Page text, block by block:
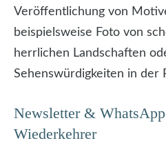
Veröffentlichung von
beispielsweise Foto von
herrlichen Landschaften
Sehenswürdigkeiten in der
Newsletter &
Wiederkehrer